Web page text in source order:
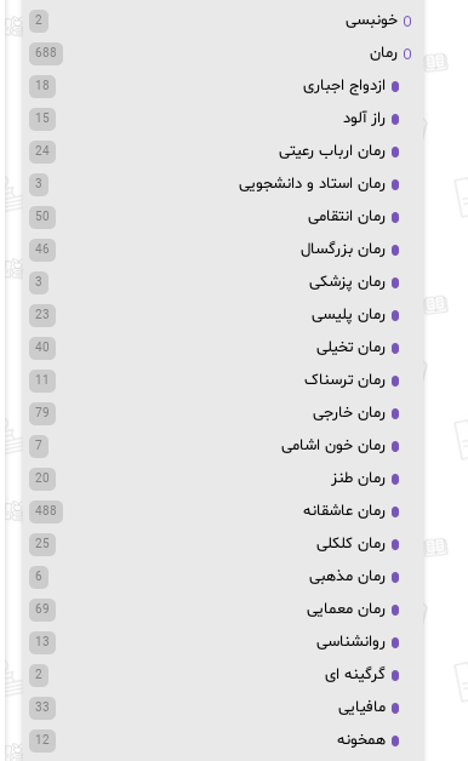
خونبسی 2
رمان 688
ازدواج اجباری 18
راز آلود 15
رمان ارباب رعیتی 24
رمان استاد و دانشجویی 3
رمان انتقامی 50
رمان بزرگسال 46
رمان پزشکی 3
رمان پلیسی 23
رمان تخیلی 40
رمان ترسناک 11
رمان خارجی 79
رمان خون اشامی 7
رمان طنز 20
رمان عاشقانه 488
رمان کلکلی 25
رمان مذهبی 6
رمان معمایی 69
روانشناسی 13
گرگینه ای 2
مافیایی 33
همخونه 12